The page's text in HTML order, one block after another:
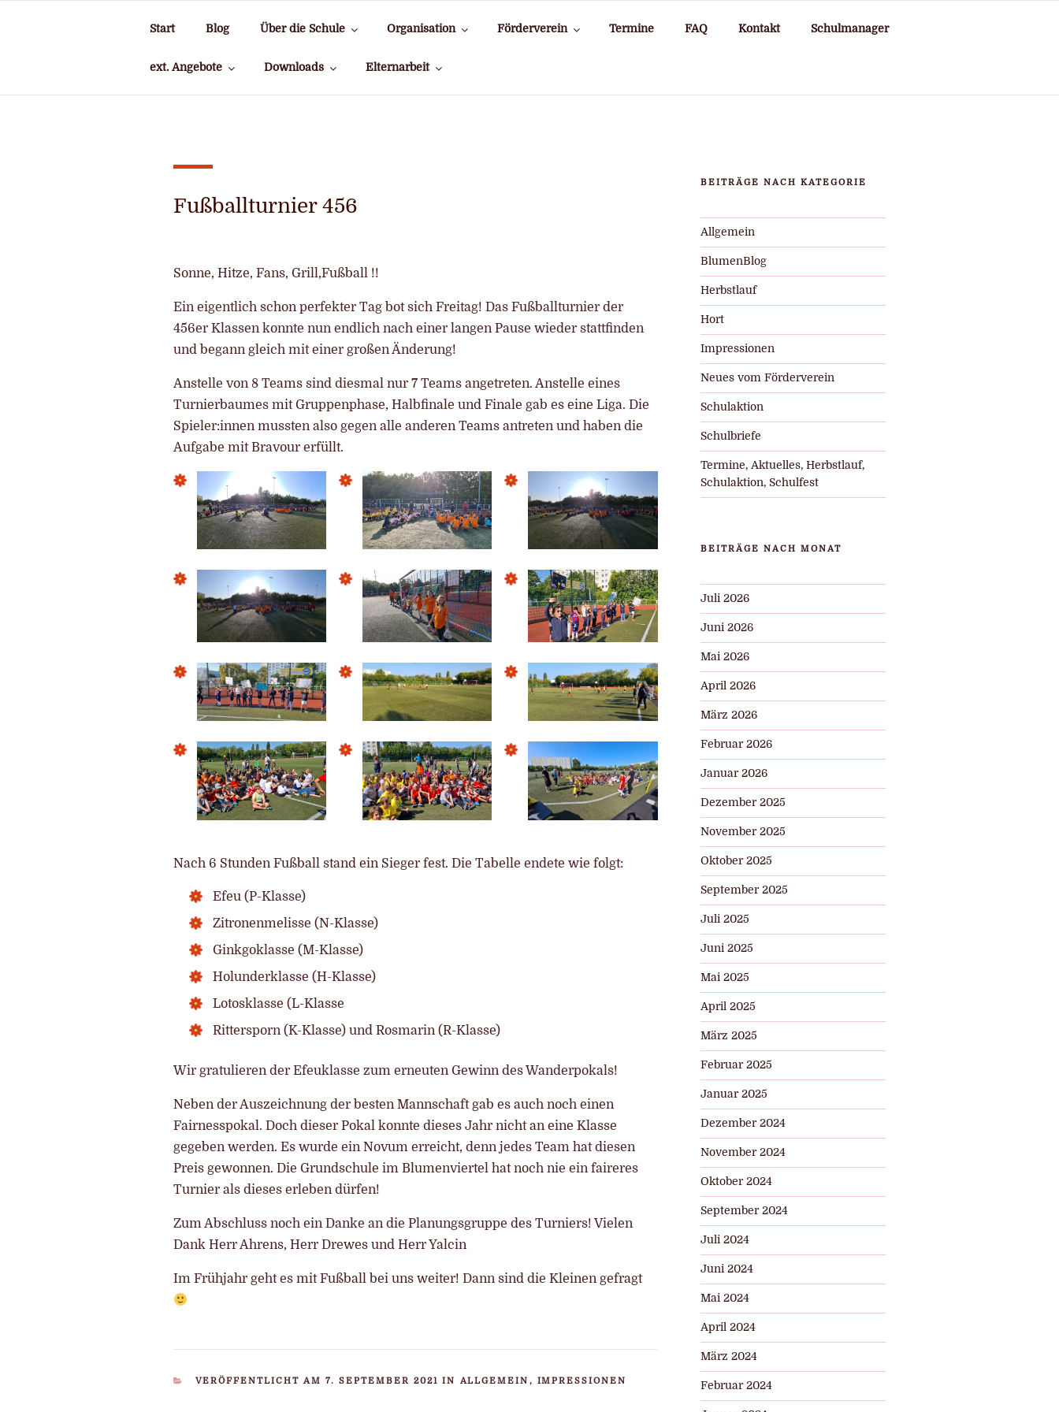
Start Blog Über die Schule Organisation Förderverein Termine FAQ Kontakt Schulmanager
ext. Angebote Downloads Elternarbeit
Fußballturnier 456
Sonne, Hitze, Fans, Grill,Fußball !!
Ein eigentlich schon perfekter Tag bot sich Freitag! Das Fußballturnier der
456er Klassen konnte nun endlich nach einer langen Pause wieder stattfinden
und begann gleich mit einer großen Änderung!
Anstelle von 8 Teams sind diesmal nur 7 Teams angetreten. Anstelle eines
Turnierbaumes mit Gruppenphase, Halbfinale und Finale gab es eine Liga. Die
Spieler:innen mussten also gegen alle anderen Teams antreten und haben die
Aufgabe mit Bravour erfüllt.
Nach 6 Stunden Fußball stand ein Sieger fest. Die Tabelle endete wie folgt:
Efeu (P-Klasse)
Zitronenmelisse (N-Klasse)
Ginkgoklasse (M-Klasse)
Holunderklasse (H-Klasse)
Lotosklasse (L-Klasse
Rittersporn (K-Klasse) und Rosmarin (R-Klasse)
Wir gratulieren der Efeuklasse zum erneuten Gewinn des Wanderpokals!
Neben der Auszeichnung der besten Mannschaft gab es auch noch einen
Fairnesspokal. Doch dieser Pokal konnte dieses Jahr nicht an eine Klasse
gegeben werden. Es wurde ein Novum erreicht, denn jedes Team hat diesen
Preis gewonnen. Die Grundschule im Blumenviertel hat noch nie ein faireres
Turnier als dieses erleben dürfen!
Zum Abschluss noch ein Danke an die Planungsgruppe des Turniers! Vielen
Dank Herr Ahrens, Herr Drewes und Herr Yalcin
Im Frühjahr geht es mit Fußball bei uns weiter! Dann sind die Kleinen gefragt
KATEGORIEN
VERÖFFENTLICHT AM 7. SEPTEMBER 2021 IN ALLGEMEIN , IMPRESSIONEN
BEITRÄGE NACH KATEGORIE
Allgemein
BlumenBlog
Herbstlauf
Hort
Impressionen
Neues vom Förderverein
Schulaktion
Schulbriefe
Termine, Aktuelles, Herbstlauf,
Schulaktion, Schulfest
BEITRÄGE NACH MONAT
Juli 2026
Juni 2026
Mai 2026
April 2026
März 2026
Februar 2026
Januar 2026
Dezember 2025
November 2025
Oktober 2025
September 2025
Juli 2025
Juni 2025
Mai 2025
April 2025
März 2025
Februar 2025
Januar 2025
Dezember 2024
November 2024
Oktober 2024
September 2024
Juli 2024
Juni 2024
Mai 2024
April 2024
März 2024
Februar 2024